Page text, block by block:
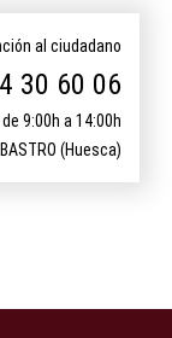
al ciudadano
30 60 06
9:00h a 14:00h
(Huesca)